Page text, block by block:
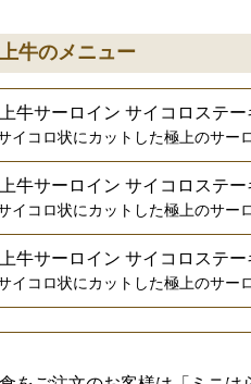
牛のメニュー
牛サーロイン サイコロステー
サイコロ状にカットした極上のサー
牛サーロイン サイコロステー
サイコロ状にカットした極上のサー
牛サーロイン サイコロステー
サイコロ状にカットした極上のサー